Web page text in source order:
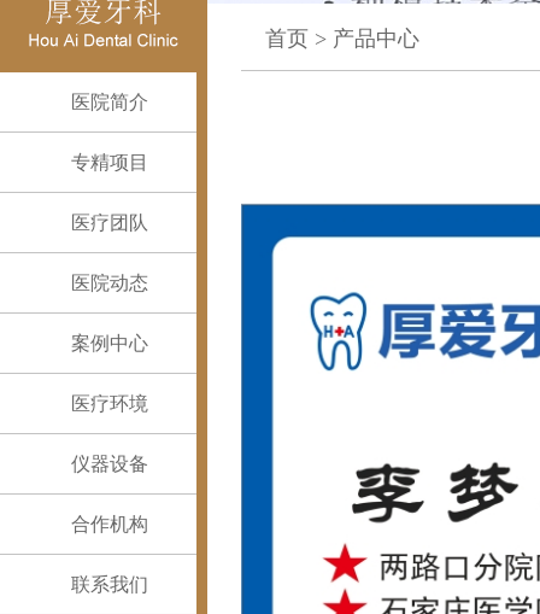
医院简介
专精项目
医疗团队
医院动态
案例中心
医疗环境
仪器设备
合作机构
联系我们
首页 > 产品中心